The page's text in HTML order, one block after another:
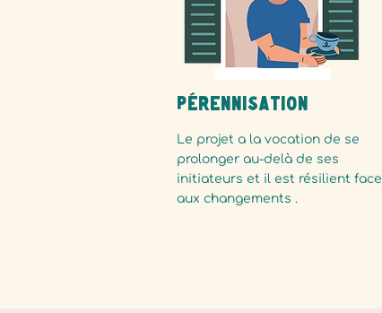
Pérennisation
Le projet a la vocation de se
prolonger au-delà de ses
initiateurs et il est résilient face
aux changements .